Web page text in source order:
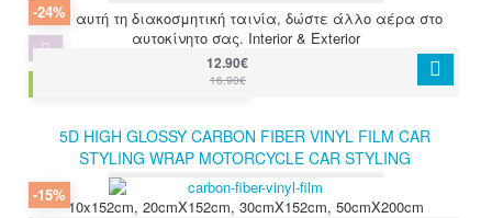
Με αυτή τη διακοσμητική ταινία, δώστε άλλο αέρα στο
αυτοκίνητο σας. Interior & Exterior
-24%
CAR STYLING STICKER STRIP
12.90€
16.90€
5D HIGH GLOSSY CARBON FIBER VINYL FILM CAR
STYLING WRAP MOTORCYCLE CAR STYLING
ACCESSORIES WATERPROOF CARBON FIBER FILM
10x152cm, 20cmX152cm, 30cmX152cm, 50cmX200cm
-15%